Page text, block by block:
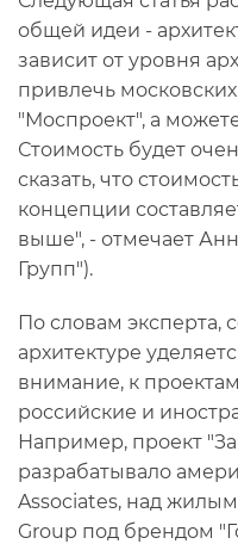
общей идеи -
зависит от уровня
привлечь
"Моспроект", а
Стоимость будет
сказать, что
концепции
выше", - отмечает
Групп").
По словам эксперта,
архитектуре
внимание, к
российские и
Например, проект
разрабатывало
Associates, над
Group под брендом